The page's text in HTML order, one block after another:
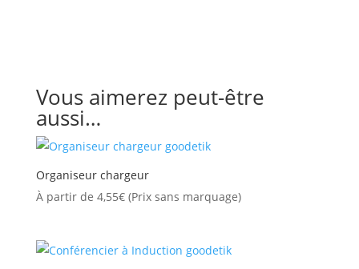
Vous aimerez peut-être
aussi…
Organiseur chargeur
À partir de 4,55€(Prix sans marquage)